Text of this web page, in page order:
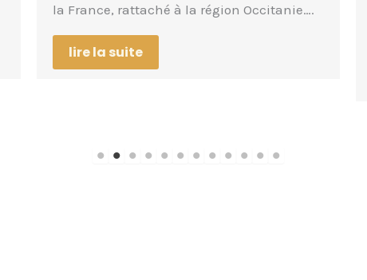
un territoire montagneux exceptionnel
pour la randonnée et les sports…
lire la suite